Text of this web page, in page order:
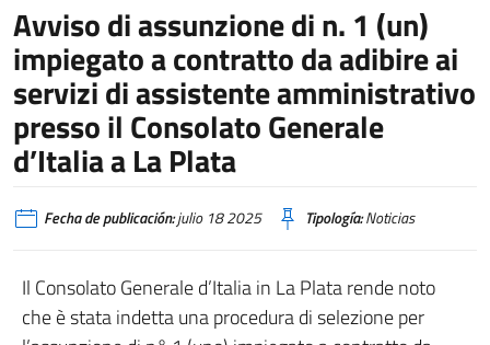
Avviso di assunzione di n. 1 (un)
impiegato a contratto da adibire ai
servizi di assistente amministrativo
presso il Consolato Generale
d’Italia a La Plata
Fecha de publicación:julio 18 2025 Tipología:Noticias
Il Consolato Generale d’Italia in La Plata rende noto
che è stata indetta una procedura di selezione per